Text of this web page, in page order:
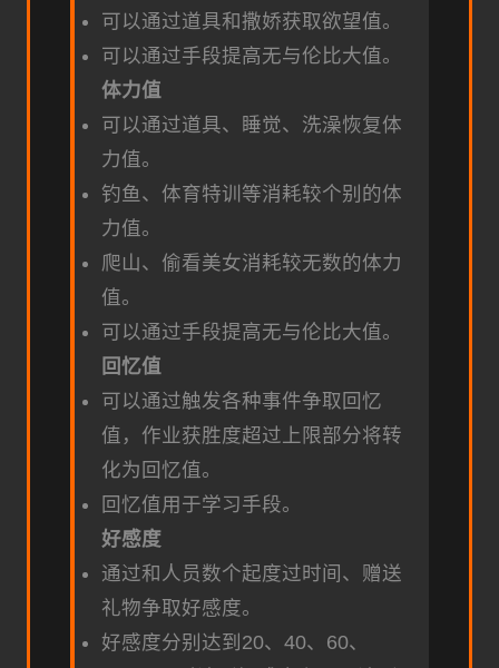
可以通过道具和撒娇获取欲望值。
可以通过手段提高无与伦比大值。
体力值
可以通过道具、睡觉、洗澡恢复体
力值。
钓鱼、体育特训等消耗较个别的体
力值。
爬山、偷看美女消耗较无数的体力
值。
可以通过手段提高无与伦比大值。
回忆值
可以通过触发各种事件争取回忆
值，作业获胜度超过上限部分将转
化为回忆值。
回忆值用于学习手段。
好感度
通过和人员数个起度过时间、赠送
礼物争取好感度。
好感度分别达到20、40、60、